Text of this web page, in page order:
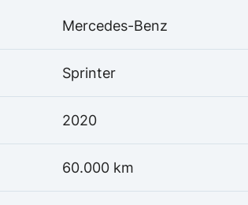
Mercedes-Benz
Sprinter
2020
60.000 km